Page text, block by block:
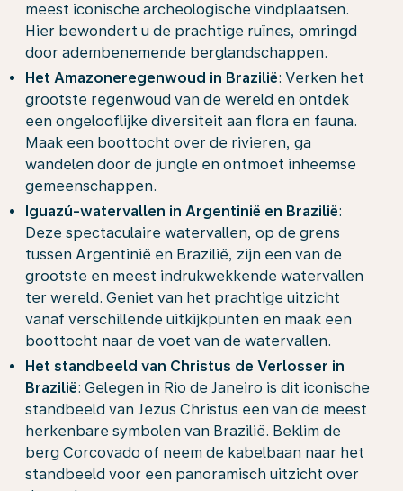
meest iconische archeologische vindplaatsen.
Hier bewondert u de prachtige ruïnes, omringd
door adembenemende berglandschappen.
Het Amazoneregenwoud in Brazilië: Verken het
grootste regenwoud van de wereld en ontdek
een ongelooflijke diversiteit aan flora en fauna.
Maak een boottocht over de rivieren, ga
wandelen door de jungle en ontmoet inheemse
gemeenschappen.
Iguazú-watervallen in Argentinië en Brazilië:
Deze spectaculaire watervallen, op de grens
tussen Argentinië en Brazilië, zijn een van de
grootste en meest indrukwekkende watervallen
ter wereld. Geniet van het prachtige uitzicht
vanaf verschillende uitkijkpunten en maak een
boottocht naar de voet van de watervallen.
Het standbeeld van Christus de Verlosser in
Brazilië: Gelegen in Rio de Janeiro is dit iconische
standbeeld van Jezus Christus een van de meest
herkenbare symbolen van Brazilië. Beklim de
berg Corcovado of neem de kabelbaan naar het
standbeeld voor een panoramisch uitzicht over